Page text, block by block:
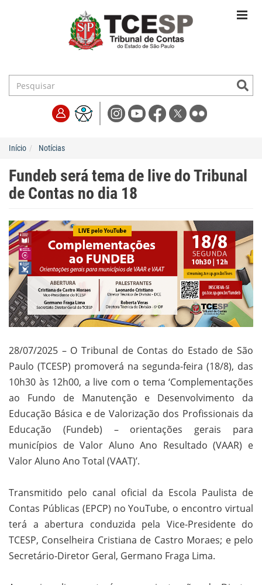
Início Notícias
Fundeb será tema de live do Tribunal
de Contas no dia 18
28/07/2025 – O Tribunal de Contas do Estado de São
Paulo (TCESP) promoverá na segunda-feira (18/8), das
10h30 às 12h00, a live com o tema ‘Complementações
ao Fundo de Manutenção e Desenvolvimento da
Educação Básica e de Valorização dos Profissionais da
Educação (Fundeb) – orientações gerais para
municípios de Valor Aluno Ano Resultado (VAAR) e
Valor Aluno Ano Total (VAAT)’.
Transmitido pelo canal oficial da Escola Paulista de
Contas Públicas (EPCP) no YouTube, o encontro virtual
terá a abertura conduzida pela Vice-Presidente do
TCESP, Conselheira Cristiana de Castro Moraes; e pelo
Secretário-Diretor Geral, Germano Fraga Lima.